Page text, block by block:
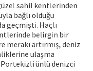
sahil kentlerinden
bağlı olduğu
geçmişti. Haçlı
belirgin bir
artırmış, deniz
ulaşma
Portekizli ünlü denizci